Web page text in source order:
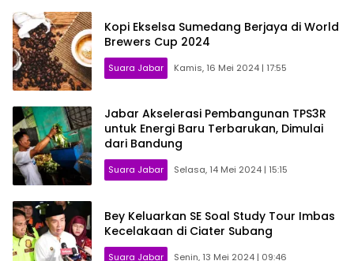
Kopi Ekselsa Sumedang Berjaya di World
Brewers Cup 2024
Suara Jabar Kamis, 16 Mei 2024 | 17:55
Jabar Akselerasi Pembangunan TPS3R
untuk Energi Baru Terbarukan, Dimulai
dari Bandung
Suara Jabar Selasa, 14 Mei 2024 | 15:15
Bey Keluarkan SE Soal Study Tour Imbas
Kecelakaan di Ciater Subang
Suara Jabar Senin, 13 Mei 2024 | 09:46